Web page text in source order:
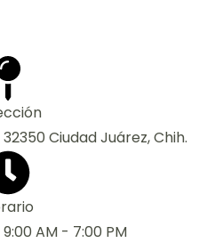
Ciudad Juárez, Chih.
AM - 7:00 PM